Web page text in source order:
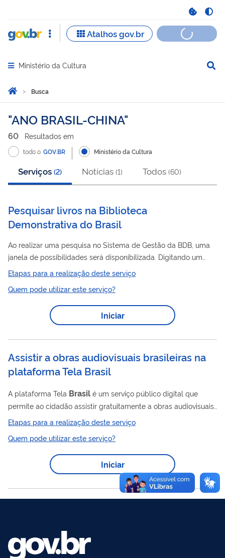
Abrir menu principal de navegação
Ministério da Cultura
Você está aqui:
Página Inicial
Busca
Busca
ANO BRASIL-CHINA
60 Resultados em
todo o GOV.BR Ministério da Cultura
Serviços (2) Notícias (1) Todos (60)
Pesquisar livros na Biblioteca
Demonstrativa do Brasil
Ao realizar uma pesquisa no Sistema de Gestão da BDB, uma
janela de possibilidades será disponibilizada. Digitando um
termo na caixa de pesquisa, o sistema realizará uma pesquisa
em várias bases de dados interligadas. Encontrando os livros
de sua escolha, você poderá reservar e caso esteja
emprestado para você, poderá renová-lo, desde que não haja
reserva para aquele título.
Etapas para a realização deste serviço
Quem pode utilizar este serviço?
Iniciar
Assistir a obras audiovisuais brasileiras na
plataforma Tela Brasil
A plataforma Tela Brasil é um serviço público digital que
permite ao cidadão assistir gratuitamente a obras audiovisuais
brasileiras pela internet. O serviço funciona no formato de
vídeo sob demanda (streaming público), sem cobrança de
assinatura, e integrado à conta gov.br, facilitando e tornando
mais seguro o acesso do usuário. O acervo reúne obras
audiovisuais brasileiras, abrangendo diferentes gêneros, como
ficção, documentário, animação e experimental, contribuindo
para a...
Etapas para a realização deste serviço
Quem pode utilizar este serviço?
Iniciar